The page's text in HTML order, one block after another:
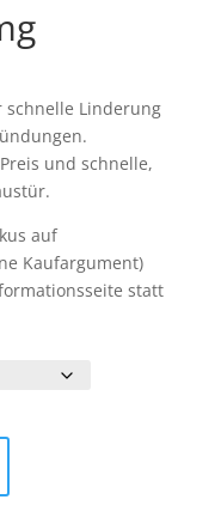
schnelle Linderung
und schnelle,
auf
Kaufargument)
statt